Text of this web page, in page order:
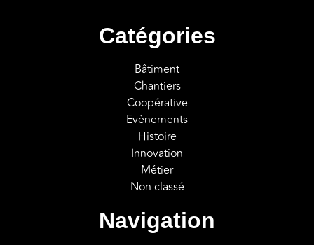
Catégories
Bâtiment
Chantiers
Coopérative
Evènements
Histoire
Innovation
Métier
Non classé
Navigation